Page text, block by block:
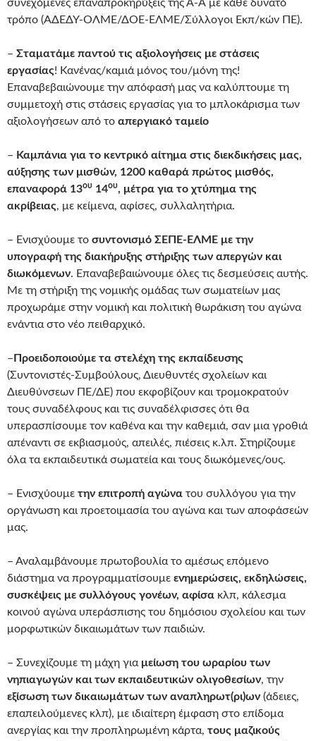
συνεχόμενες επαναπροκηρύξεις της Α-Α με κάθε δυνατό
τρόπο (ΑΔΕΔΥ-ΟΛΜΕ/ΔΟΕ-ΕΛΜΕ/Σύλλογοι Εκπ/κών ΠΕ).
– Σταματάμε παντού τις αξιολογήσεις με στάσεις
εργασίας! Κανένας/καμιά μόνος του/μόνη της!
Επαναβεβαιώνουμε την απόφασή μας να καλύπτουμε τη
συμμετοχή στις στάσεις εργασίας για το μπλοκάρισμα των
αξιολογήσεων από το απεργιακό ταμείο
– Καμπάνια για το κεντρικό αίτημα στις διεκδικήσεις μας,
αύξησης των μισθών, 1200 καθαρά πρώτος μισθός,
επαναφορά 13ου 14ου, μέτρα για το χτύπημα της
ακρίβειας, με κείμενα, αφίσες, συλλαλητήρια.
– Ενισχύουμε το συντονισμό ΣΕΠΕ-ΕΛΜΕ με την
υπογραφή της διακήρυξης στήριξης των απεργών και
διωκόμενων. Επαναβεβαιώνουμε όλες τις δεσμεύσεις αυτής.
Με τη στήριξη της νομικής ομάδας των σωματείων μας
προχωράμε στην νομική και πολιτική θωράκιση του αγώνα
ενάντια στο νέο πειθαρχικό.
– Προειδοποιούμε τα στελέχη της εκπαίδευσης
(Συντονιστές-Συμβούλους, Διευθυντές σχολείων και
Διευθύνσεων ΠΕ/ΔΕ) που εκφοβίζουν και τρομοκρατούν
τους συναδέλφους και τις συναδέλφισσες ότι θα
υπερασπίσουμε τον καθένα και την καθεμιά, σαν μια γροθιά
απέναντι σε εκβιασμούς, απειλές, πιέσεις κ.λπ. Στηρίζουμε
όλα τα εκπαιδευτικά σωματεία και τους διωκόμενες/ους.
– Ενισχύουμε την επιτροπή αγώνα του συλλόγου για την
οργάνωση και προετοιμασία του αγώνα και των αποφάσεών
μας.
– Αναλαμβάνουμε πρωτοβουλία το αμέσως επόμενο
διάστημα να προγραμματίσουμε ενημερώσεις, εκδηλώσεις,
συσκέψεις με συλλόγους γονέων, αφίσα κλπ, κάλεσμα
κοινού αγώνα υπεράσπισης του δημόσιου σχολείου και των
μορφωτικών δικαιωμάτων των παιδιών.
– Συνεχίζουμε τη μάχη για μείωση του ωραρίου των
νηπιαγωγών και των εκπαιδευτικών ολιγοθεσίων, την
εξίσωση των δικαιωμάτων των αναπληρωτ(ρι)ων (άδειες,
επαπειλούμενες κλπ), με ιδιαίτερη έμφαση στο επίδομα
ανεργίας και την προπληρωμένη κάρτα, τους μαζικούς